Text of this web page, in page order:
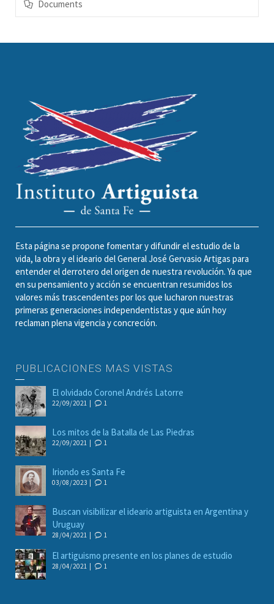
Documents
Esta página se propone fomentar y difundir el estudio de la
vida, la obra y el ideario del General José Gervasio Artigas para
entender el derrotero del origen de nuestra revolución. Ya que
en su pensamiento y acción se encuentran resumidos los
valores más trascendentes por los que lucharon nuestras
primeras generaciones independentistas y que aún hoy
reclaman plena vigencia y concreción.
PUBLICACIONES MAS VISTAS
El olvidado Coronel Andrés Latorre
22/09/2021 | 1
Los mitos de la Batalla de Las Piedras
22/09/2021 | 1
Iriondo es Santa Fe
03/08/2023 | 1
Buscan visibilizar el ideario artiguista en Argentina y
Uruguay
28/04/2021 | 1
El artiguismo presente en los planes de estudio
28/04/2021 | 1